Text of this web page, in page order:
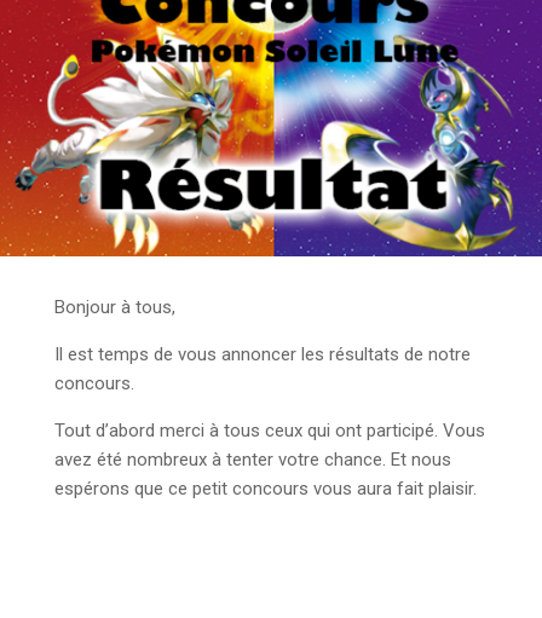
Bonjour à tous,
Il est temps de vous annoncer les résultats de notre
concours.
Tout d’abord merci à tous ceux qui ont participé. Vous
avez été nombreux à tenter votre chance. Et nous
espérons que ce petit concours vous aura fait plaisir.